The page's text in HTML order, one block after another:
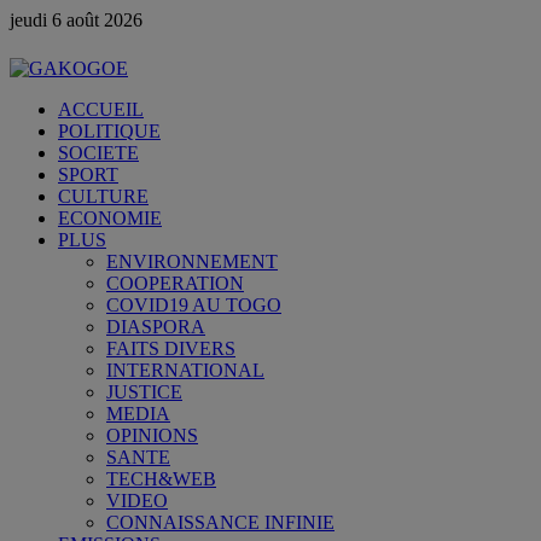
jeudi 6 août 2026
ACCUEIL
POLITIQUE
SOCIETE
SPORT
CULTURE
ECONOMIE
PLUS
ENVIRONNEMENT
COOPERATION
COVID19 AU TOGO
DIASPORA
FAITS DIVERS
INTERNATIONAL
JUSTICE
MEDIA
OPINIONS
SANTE
TECH&WEB
VIDEO
CONNAISSANCE INFINIE